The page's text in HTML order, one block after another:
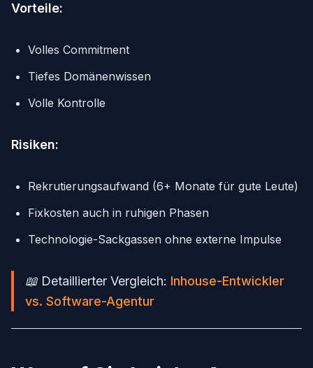
Vorteile:
Volles Commitment
Tiefes Domänenwissen
Volle Kontrolle
Risiken:
Rekrutierungsaufwand (6+ Monate für gute Leute)
Fixkosten auch in ruhigen Phasen
Technologie-Sackgassen ohne externe Impulse
📖 Detaillierter Vergleich: Inhouse-Entwickler
vs. Software-Agentur